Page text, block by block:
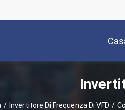
/ Invertitore Di Frequenza Di VFD /